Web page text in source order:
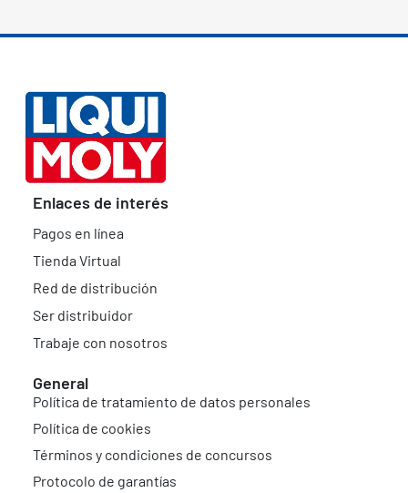
Enlaces de interés
Pagos en línea
Tienda Virtual
Red de distribución
Ser distribuidor
Trabaje con nosotros
General
Política de tratamiento de datos personales
Política de cookies
Términos y condiciones de concursos
Protocolo de garantías